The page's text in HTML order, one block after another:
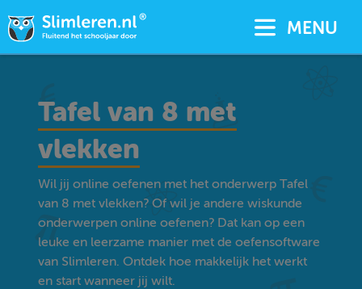
MENU
Tafel van 8 met
vlekken
Wil jij online oefenen met het onderwerp Tafel
van 8 met vlekken? Of wil je andere wiskunde
onderwerpen online oefenen? Dat kan op een
leuke en leerzame manier met de oefensoftware
van Slimleren. Ontdek hoe makkelijk het werkt
en start wanneer jij wilt.